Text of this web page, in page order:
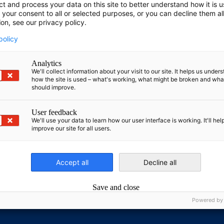
pagal Europos regioninę Rytų jūros regiono plėtros
ir Baltijos šalių prekybos rūmai Estijoje, Latvijoje ir
su savo paslaugų įmone UAB „AHK Service“ Lietuvoje
Affairs and Energy
of Commerce and Industry
Chamber of Commerce and Industry
AHK.de
Germany Trade &
and process your data on this site to better understand how it is
consent to all or selected purposes, or you can decline them
see our privacy policy.
Analytics
We'll collect information about your visit to our site. It helps us
how the site is used – what's working, what might be broken and
should improve.
User feedback
We'll use your data to learn how our user interface is working. It'll
improve our site for all users.
Accept all Decline all
Save and close
Powered by